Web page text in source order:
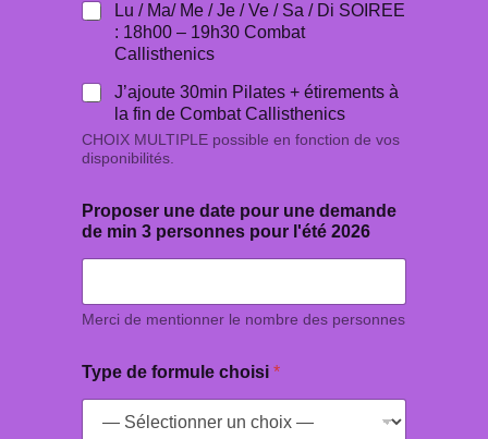
Lu / Ma/ Me / Je / Ve / Sa / Di SOIREE
: 18h00 – 19h30 Combat
Callisthenics
J’ajoute 30min Pilates + étirements à
la fin de Combat Callisthenics
CHOIX MULTIPLE possible en fonction de vos
disponibilités.
Proposer une date pour une demande
de min 3 personnes pour l'été 2026
Merci de mentionner le nombre des personnes
Type de formule choisi *